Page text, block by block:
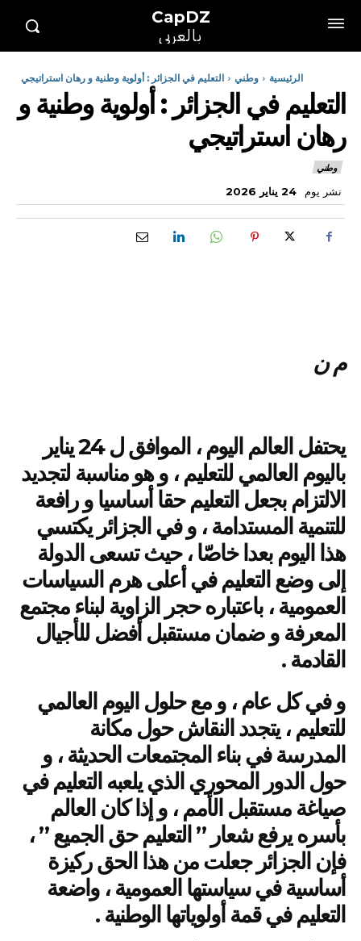
CapDZ
بالعربي
الرئيسية وطني التعليم في الجزائر : أولوية وطنية و رهان استراتيجي
التعليم في الجزائر : أولوية وطنية و
رهان استراتيجي
وطني
نشر يوم 24 يناير 2026
م ن
يحتفل العالم اليوم
، الموافق ل 24 يناير
باليوم العالمي للتعليم ، و هو مناسبة لتجديد
الالتزام بجعل التعليم حقا أساسيا و رافعة
للتنمية المستدامة ، و في الجزائر يكتسي
هذا اليوم بعدا خاصّا ، حيث تسعى الدولة
إلى وضع التعليم في أعلى هرم السياسات
العمومية ، باعتباره حجر الزاوية لبناء مجتمع
المعرفة و ضمان مستقبل أفضل للأجيال
القادمة .
و في كل عام ، و مع حلول اليوم العالمي
للتعليم ، يتجدد النقاش حول مكانة
المدرسة في بناء المجتمعات الحديثة ، و
حول الدور المحوري الذي يلعبه التعليم في
صياغة مستقبل الأمم ، و إذا كان العالم
بأسره يرفع شعار ” التعليم حق الجميع ” ،
فإن الجزائر جعلت من هذا الحق ركيزة
أساسية في سياستها العمومية ، واضعة
التعليم في قمة أولوياتها الوطنية .